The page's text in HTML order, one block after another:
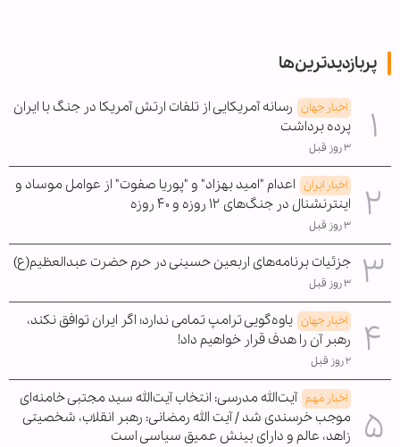
پربازدیدترین‌ها
اخبار جهان رسانه آمریکایی از تلفات ارتش آمریکا در جنگ با ایران
پرده برداشت
۳ روز قبل
اخبار ایران اعدام "امید بهزاد" و "پوریا صفوت" از عوامل موساد و
اینترنشنال در جنگ‌های ۱۲ روزه و ۴۰ روزه
۳ روز قبل
جزئیات برنامه‌های اربعین حسینی در حرم حضرت عبدالعظیم(ع)
۳ روز قبل
اخبار جهان یاوه‌گویی ترامپ تمامی ندارد؛ اگر ایران توافق نکند،
رهبر آن را هدف قرار خواهیم داد!
۲ روز قبل
اخبار مهم آیت‌الله مدرسی: انتخاب آیت‌الله سید مجتبی خامنه‌ای
موجب خرسندی شد / آیت الله رمضانی: رهبر انقلاب، شخصیتی
زاهد، عالم و دارای بینش عمیق سیاسی است